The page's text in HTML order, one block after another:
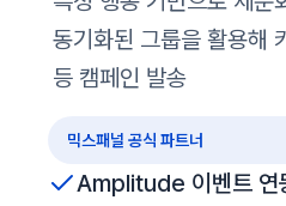
동기화된 그룹을 활용해
등 캠페인 발송
믹스패널 공식 파트너
Amplitude 이벤트 연